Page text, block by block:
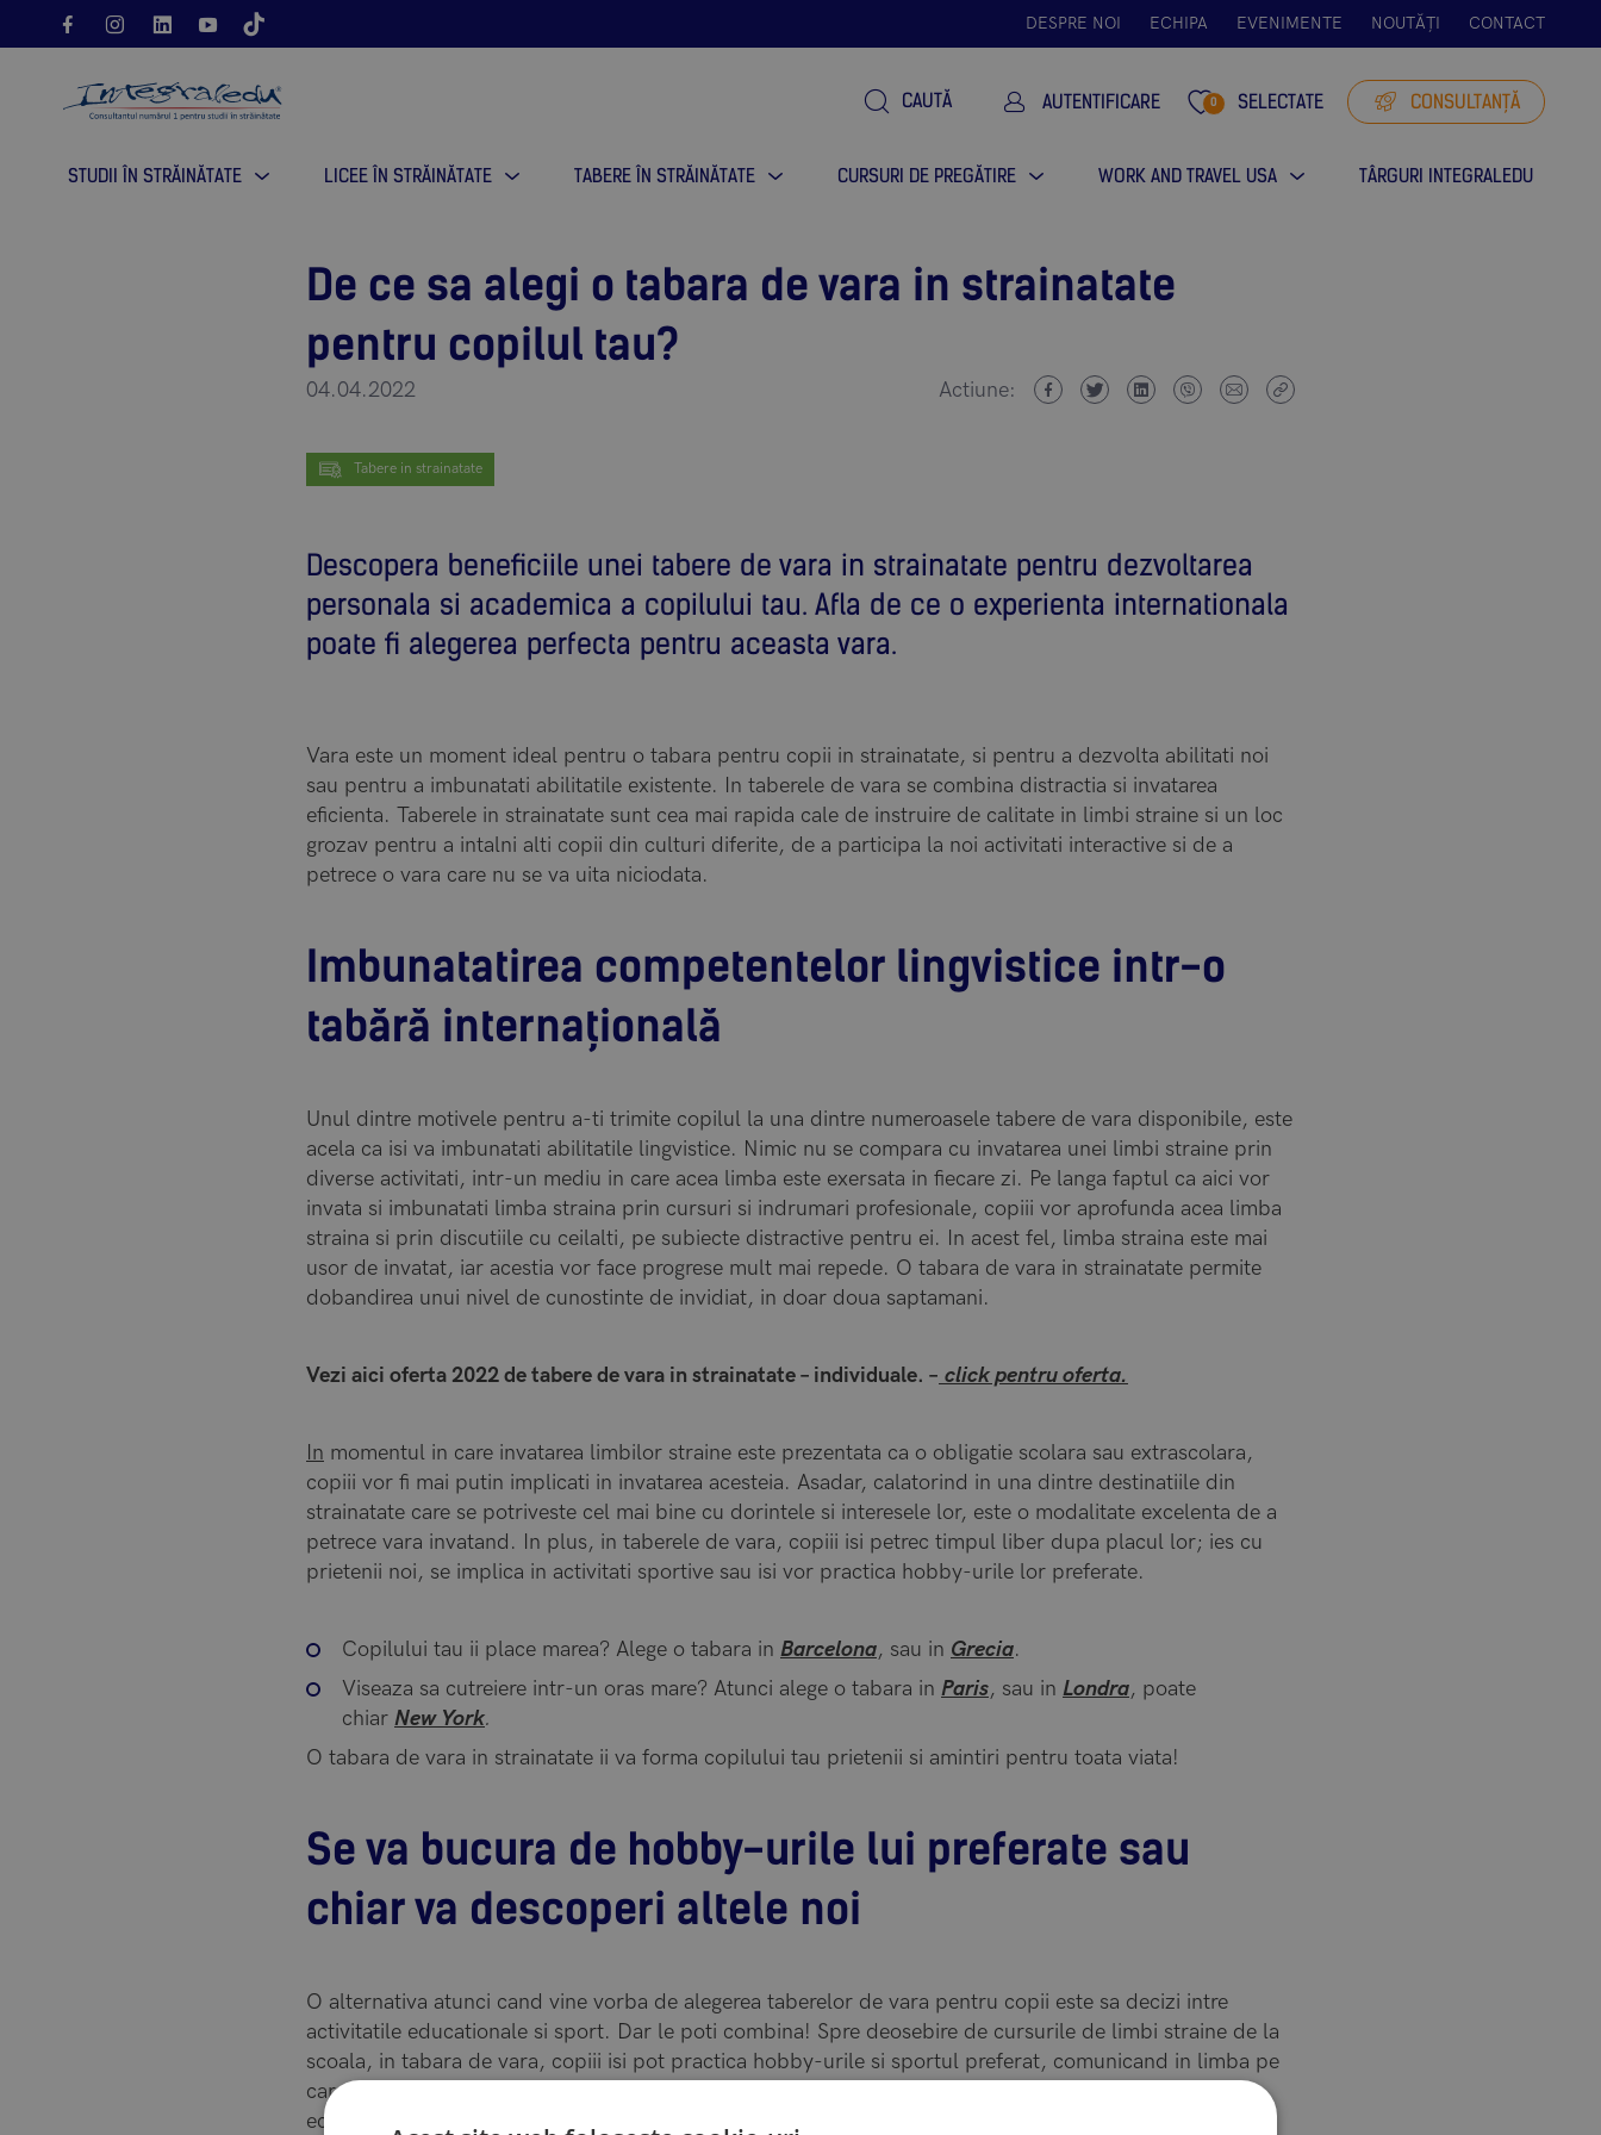
DESPRE NOI ECHIPA EVENIMENTE NOUTĂȚI CONTACT
CAUTĂ AUTENTIFICARE 0 SELECTATE CONSULTANȚĂ
STUDII ÎN STRĂINĂTATE LICEE ÎN STRĂINĂTATE TABERE ÎN STRĂINĂTATE CURSURI DE PREGĂTIRE WORK AND TRAVEL USA TÂRGURI INTEGRALEDU
De ce sa alegi o tabara de vara in strainatate
pentru copilul tau?
04.04.2022 Actiune:
Tabere in strainatate
Descopera beneficiile unei tabere de vara in strainatate pentru dezvoltarea
personala si academica a copilului tau. Afla de ce o experienta internationala
poate fi alegerea perfecta pentru aceasta vara.
Vara este un moment ideal pentru o tabara pentru copii in strainatate, si pentru a dezvolta abilitati noi
sau pentru a imbunatati abilitatile existente. In taberele de vara se combina distractia si invatarea
eficienta. Taberele in strainatate sunt cea mai rapida cale de instruire de calitate in limbi straine si un loc
grozav pentru a intalni alti copii din culturi diferite, de a participa la noi activitati interactive si de a
petrece o vara care nu se va uita niciodata.
Imbunatatirea competentelor lingvistice intr-o
tabără internațională
Unul dintre motivele pentru a-ti trimite copilul la una dintre numeroasele tabere de vara disponibile, este
acela ca isi va imbunatati abilitatile lingvistice. Nimic nu se compara cu invatarea unei limbi straine prin
diverse activitati, intr-un mediu in care acea limba este exersata in fiecare zi. Pe langa faptul ca aici vor
invata si imbunatati limba straina prin cursuri si indrumari profesionale, copiii vor aprofunda acea limba
straina si prin discutiile cu ceilalti, pe subiecte distractive pentru ei. In acest fel, limba straina este mai
usor de invatat, iar acestia vor face progrese mult mai repede. O tabara de vara in strainatate permite
dobandirea unui nivel de cunostinte de invidiat, in doar doua saptamani.
Vezi aici oferta 2022 de tabere de vara in strainatate – individuale. – click pentru oferta.
In momentul in care invatarea limbilor straine este prezentata ca o obligatie scolara sau extrascolara,
copiii vor fi mai putin implicati in invatarea acesteia. Asadar, calatorind in una dintre destinatiile din
strainatate care se potriveste cel mai bine cu dorintele si interesele lor, este o modalitate excelenta de a
petrece vara invatand. In plus, in taberele de vara, copiii isi petrec timpul liber dupa placul lor; ies cu
prietenii noi, se implica in activitati sportive sau isi vor practica hobby-urile lor preferate.
Copilului tau ii place marea? Alege o tabara in Barcelona, sau in Grecia.
Viseaza sa cutreiere intr-un oras mare? Atunci alege o tabara in Paris, sau in Londra, poate
chiar New York.
O tabara de vara in strainatate ii va forma copilului tau prietenii si amintiri pentru toata viata!
Se va bucura de hobby-urile lui preferate sau
chiar va descoperi altele noi
O alternativa atunci cand vine vorba de alegerea taberelor de vara pentru copii este sa decizi intre
activitatile educationale si sport. Dar le poti combina! Spre deosebire de cursurile de limbi straine de la
scoala, in tabara de vara, copiii isi pot practica hobby-urile si sportul preferat, comunicand in limba pe
care doresc sa o invete. Cei pasionati de sport se pot bucura de fotbal, baschet, rugby, tenis, golf,
echitatie si chiar surfing, in timp ce cei orientati spre arta se pot bucura de hobby-uri precum moda,